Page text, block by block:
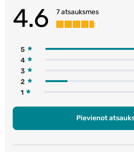
4.6 7 atsauksmes
5
4
3
2
1
Pievienot